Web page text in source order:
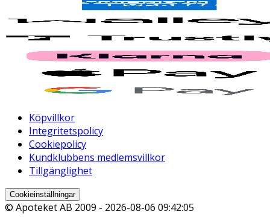
Köpvillkor
Integritetspolicy
Cookiepolicy
Kundklubbens medlemsvillkor
Tillgänglighet
Cookieinställningar
© Apoteket AB 2009 - 2026-08-06 09:42:05